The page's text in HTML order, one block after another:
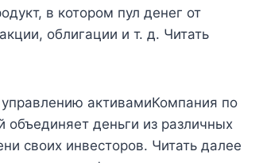
в котором пул денег от
облигации и т. д. Читать
активамиКомпания по
деньги из различных
своих инвесторов. Читать далее